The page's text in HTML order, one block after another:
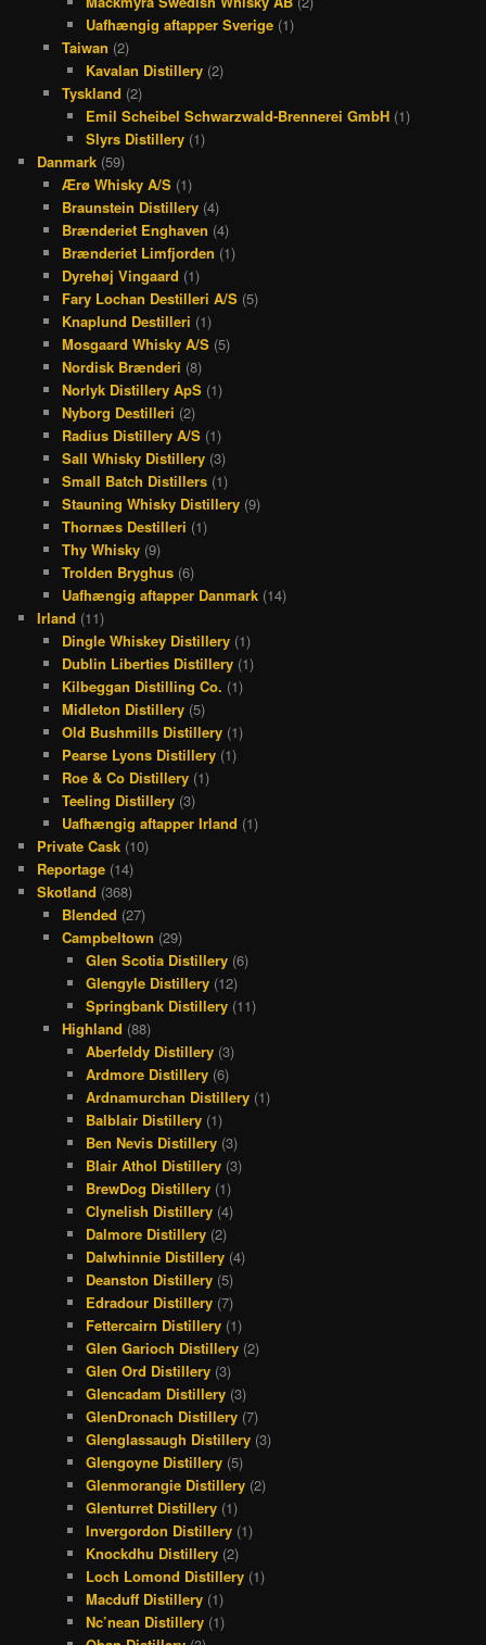
Uafhængig aftapper Sverige (1)
Taiwan (2)
Kavalan Distillery (2)
Tyskland (2)
Emil Scheibel Schwarzwald-Brennerei GmbH (1)
Slyrs Distillery (1)
Danmark (59)
Ærø Whisky A/S(1)
Braunstein Distillery(4)
Brænderiet Enghaven (4)
Brænderiet Limfjorden (1)
Dyrehøj Vingaard (1)
Fary Lochan Destilleri A/S(5)
Knaplund Destilleri (1)
Mosgaard Whisky A/S(5)
Nordisk Brænderi (8)
Norlyk Distillery ApS(1)
Nyborg Destilleri (2)
Radius Distillery A/S(1)
Sall Whisky Distillery(3)
Small Batch Distillers(1)
Stauning Whisky Distillery(9)
Thornæs Destilleri (1)
Thy Whisky(9)
Trolden Bryghus(6)
Uafhængig aftapper Danmark(14)
Irland (11)
Dingle Whiskey Distillery(1)
Dublin Liberties Distillery(1)
Kilbeggan Distilling Co. (1)
Midleton Distillery(5)
Old Bushmills Distillery(1)
Pearse Lyons Distillery(1)
Roe & Co Distillery(1)
Teeling Distillery(3)
Uafhængig aftapper Irland (1)
Private Cask (10)
Reportage (14)
Skotland (368)
Blended (27)
Campbeltown (29)
Glen Scotia Distillery (6)
Glengyle Distillery (12)
Springbank Distillery (11)
Highland (88)
Aberfeldy Distillery (3)
Ardmore Distillery (6)
Ardnamurchan Distillery (1)
Balblair Distillery (1)
Ben Nevis Distillery (3)
Blair Athol Distillery (3)
BrewDog Distillery (1)
Clynelish Distillery (4)
Dalmore Distillery (2)
Dalwhinnie Distillery (4)
Deanston Distillery (5)
Edradour Distillery (7)
Fettercairn Distillery (1)
Glen Garioch Distillery (2)
Glen Ord Distillery (3)
Glencadam Distillery (3)
GlenDronach Distillery (7)
Glenglassaugh Distillery (3)
Glengoyne Distillery (5)
Glenmorangie Distillery (2)
Glenturret Distillery (1)
Invergordon Distillery (1)
Knockdhu Distillery (2)
Loch Lomond Distillery (1)
Macduff Distillery (1)
Nc’nean Distillery (1)